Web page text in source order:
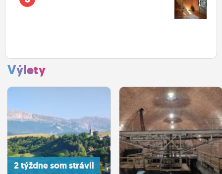
Výlety
2 týždne som strávil